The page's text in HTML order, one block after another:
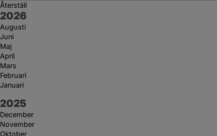
Återställ
År:
2026
Augusti
Juni
Maj
April
Mars
Februari
Januari
År:
2025
December
November
Oktober